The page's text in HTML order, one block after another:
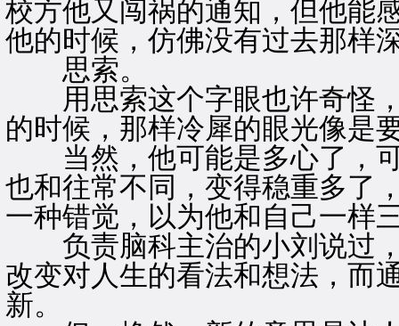
校方他又闯祸的通知，但他能
他的时候，仿佛没有过去那
思索。
用思索这个字眼也许奇怪，
的时候，那样冷犀的眼光像是
当然，他可能是多心了，可
也和往常不同，变得稳重多了
一种错觉，以为他和自己一样
负责脑科主治的小刘说过，
改变对人生的看法和想法，而
新。